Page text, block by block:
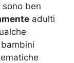
ben
adulti